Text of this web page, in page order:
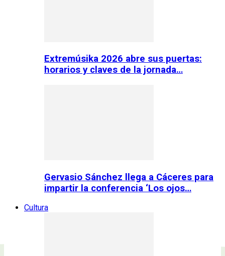
Extremúsika 2026 abre sus puertas:
horarios y claves de la jornada…
Gervasio Sánchez llega a Cáceres para
impartir la conferencia ‘Los ojos…
Cultura